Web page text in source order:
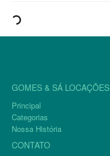
GOMES & SÁ LOCAÇÕES
Principal
Categorias
Nossa História
CONTATO